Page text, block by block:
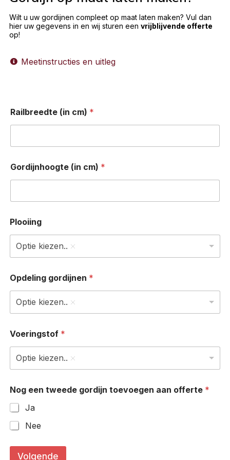
Wilt u uw gordijnen compleet op maat laten maken? Vul dan
hier uw gegevens in en wij sturen een vrijblijvende offerte
op!
Meetinstructies en uitleg
Railbreedte (in cm) *
Gordijnhoogte (in cm) *
Plooiing
Optie kiezen..
Opdeling gordijnen *
Optie kiezen..
Voeringstof *
Optie kiezen..
Nog een tweede gordijn toevoegen aan offerte *
Ja
Nee
Volgende